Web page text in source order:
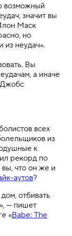
возможный
значит вы
Маск
но
из неудач».
Вы
а иначе
Джобс
всех
из
к
рекорд по
что он же и
аутов?
отбивать
— пишет
«Babe: The